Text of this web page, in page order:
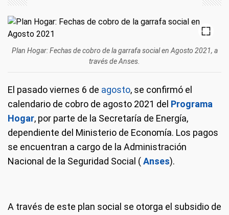
Plan Hogar: Fechas de cobro de la garrafa social en Agosto 2021, a
través de Anses.
El pasado viernes 6 de agosto, se confirmó el
calendario de cobro de agosto 2021 del Programa
Hogar, por parte de la Secretaría de Energía,
dependiente del Ministerio de Economía. Los pagos
se encuentran a cargo de la Administración
Nacional de la Seguridad Social (Anses).
A través de este plan social se otorga el subsidio de